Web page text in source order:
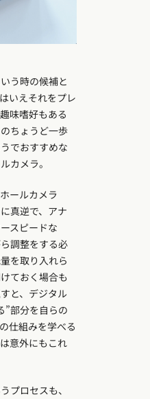
う時の候補と
いえそれをプレ
味嗜好もある
ちょうど一歩
でおすすめな
カメラ。
ールカメラ
真逆で、アナ
スピードな
調整をする必
を取り入れら
ておく場合も
と、デジタル
”部分を自らの
仕組みを学べる
意外にもこれ
プロセスも、